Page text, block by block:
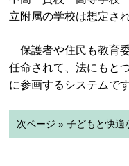
立附属の学校は想定さ
保護者や住民も教育
任命されて、法にもと
に参画するシステムです
次ページ » 子どもと快適